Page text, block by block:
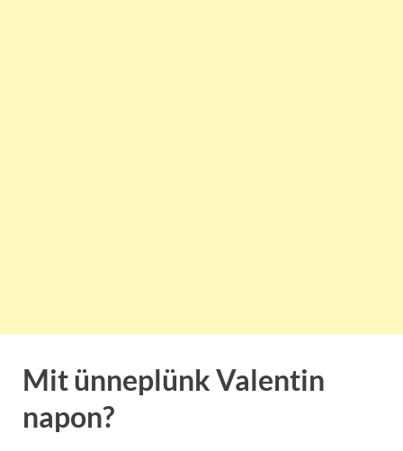
Mit ünneplünk Valentin
napon?